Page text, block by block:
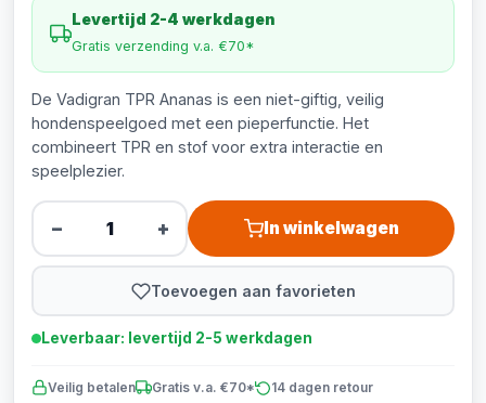
Levertijd 2-4 werkdagen
Gratis verzending v.a. €70*
De Vadigran TPR Ananas is een niet-giftig, veilig
hondenspeelgoed met een pieperfunctie. Het
combineert TPR en stof voor extra interactie en
speelplezier.
− + In winkelwagen
Toevoegen aan favorieten
Leverbaar: levertijd 2-5 werkdagen
Veilig betalen Gratis v.a. €70* 14 dagen retour